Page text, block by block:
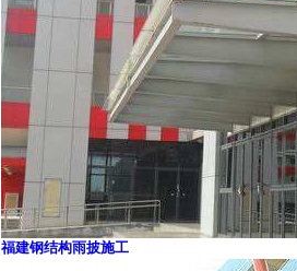
福建钢结构雨披施工